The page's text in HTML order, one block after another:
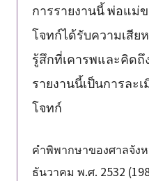
การรายงานนี้ พ่อแม่
โจทก์ได้รับความเสีย
รู้สึกที่เคารพและคิดถึ
รายงานนี้เป็นการละ
โจทก์
คำพิพากษาของศาลจัง
ธันวาคม พ.ศ. 2532